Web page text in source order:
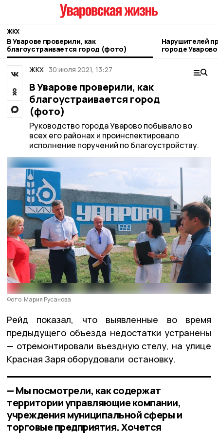
ЖКХ
В Уварове проверили, как
благоустраивается город (фото)
Нарушителей
городе
ЖКХ 30 июля 2021, 13:27
В Уварове проверили, как
благоустраивается город
(фото)
Руководство города Уварово побывало во
всех его районах и проинспектировало
исполнение поручений по благоустройству.
Фото: Мария Русанова
Рейд показал, что выявленные во время
предыдущего объезда недостатки устранены
— отремонтировали въездную стелу, на улице
Красная Заря оборудовали остановку.
— Мы посмотрели, как содержат
территории управляющие компании,
учреждения муниципальной сферы и
торговые предприятия. Хочется